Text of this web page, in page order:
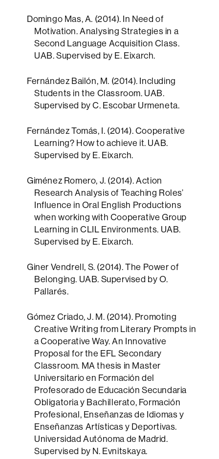
Domingo Mas, A. (2014). In Need of
Motivation. Analysing Strategies in a
Second Language Acquisition Class.
UAB. Supervised by E. Eixarch.
Fernández Bailón, M. (2014). Including
Students in the Classroom. UAB.
Supervised by C. Escobar Urmeneta.
Fernández Tomás, I. (2014). Cooperative
Learning? How to achieve it. UAB.
Supervised by E. Eixarch.
Giménez Romero, J. (2014). Action
Research Analysis of Teaching Roles’
Influence in Oral English Productions
when working with Cooperative Group
Learning in CLIL Environments. UAB.
Supervised by E. Eixarch.
Giner Vendrell, S. (2014). The Power of
Belonging. UAB. Supervised by O.
Pallarés.
Gómez Criado, J. M. (2014). Promoting
Creative Writing from Literary Prompts in
a Cooperative Way. An Innovative
Proposal for the EFL Secondary
Classroom. MA thesis in Master
Universitario en Formación del
Profesorado de Educación Secundaria
Obligatoria y Bachillerato, Formación
Profesional, Enseñanzas de Idiomas y
Enseñanzas Artísticas y Deportivas.
Universidad Autónoma de Madrid.
Supervised by N. Evnitskaya.